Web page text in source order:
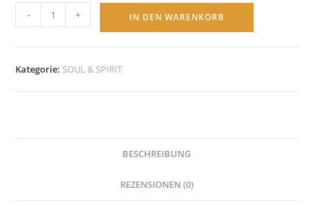
SONNENSCHEIBE
antik
Anhänger
- + IN DEN WARENKORB
Kategorie: SOUL & SPIRIT
BESCHREIBUNG
REZENSIONEN (0)